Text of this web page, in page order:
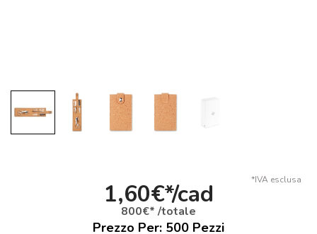
*IVA esclusa
1,60€*/cad
800€* /totale
Prezzo Per: 500 Pezzi